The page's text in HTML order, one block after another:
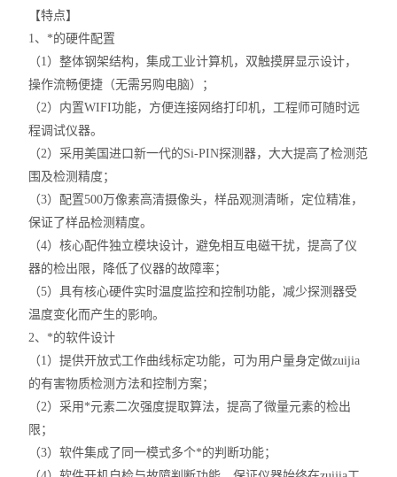
【特点】
1、*的硬件配置
（1）整体钢架结构，集成工业计算机，双触摸屏显示设计，
操作流畅便捷（无需另购电脑）；
（2）内置WIFI功能，方便连接网络打印机，工程师可随时远
程调试仪器。
（2）采用美国进口新一代的Si-PIN探测器，大大提高了检测范
围及检测精度；
（3）配置500万像素高清摄像头，样品观测清晰，定位精准，
保证了样品检测精度。
（4）核心配件独立模块设计，避免相互电磁干扰，提高了仪
器的检出限，降低了仪器的故障率；
（5）具有核心硬件实时温度监控和控制功能，减少探测器受
温度变化而产生的影响。
2、*的软件设计
（1）提供开放式工作曲线标定功能，可为用户量身定做zuijia
的有害物质检测方法和控制方案；
（2）采用*元素二次强度提取算法，提高了微量元素的检出
限；
（3）软件集成了同一模式多个*的判断功能；